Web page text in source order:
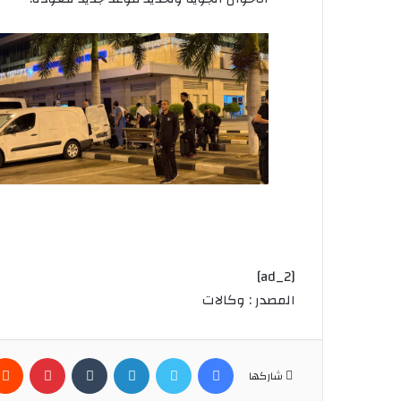
[ad_2]
المصدر : وكالات
شاركها
فيسبوك تويتر لينكدإن